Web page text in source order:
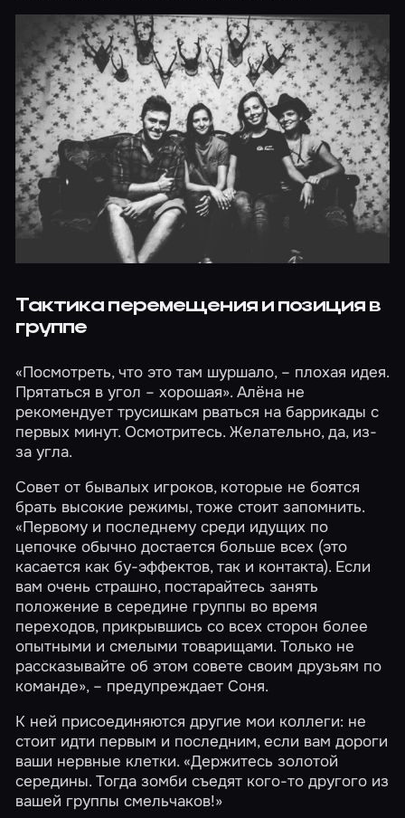
Тактика перемещения и позиция в
группе
«Посмотреть, что это там шуршало, – плохая идея.
Прятаться в угол – хорошая». Алёна не
рекомендует трусишкам рваться на баррикады с
первых минут. Осмотритесь. Желательно, да, из-
за угла.
Совет от бывалых игроков, которые не боятся
брать высокие режимы, тоже стоит запомнить.
«Первому и последнему среди идущих по
цепочке обычно достается больше всех (это
касается как бу-эффектов, так и контакта). Если
вам очень страшно, постарайтесь занять
положение в середине группы во время
переходов, прикрывшись со всех сторон более
опытными и смелыми товарищами. Только не
рассказывайте об этом совете своим друзьям по
команде», – предупреждает Соня.
К ней присоединяются другие мои коллеги: не
стоит идти первым и последним, если вам дороги
ваши нервные клетки. «Держитесь золотой
середины. Тогда зомби съедят кого-то другого из
вашей группы смельчаков!»